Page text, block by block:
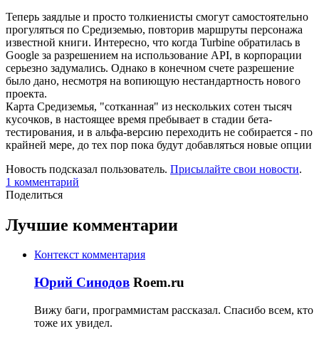
Теперь заядлые и просто толкиенисты смогут самостоятельно
прогуляться по Средиземью, повторив маршруты персонажа
известной книги. Интересно, что когда Turbine обратилась в
Google за разрешением на использование API, в корпорации
серьезно задумались. Однако в конечном счете разрешение
было дано, несмотря на вопиющую нестандартность нового
проекта.
Карта Средиземья, "сотканная" из нескольких сотен тысяч
кусочков, в настоящее время пребывает в стадии бета-
тестирования, и в альфа-версию переходить не собирается - по
крайней мере, до тех пор пока будут добавляться новые опции
Новость подсказал пользователь. Присылайте свои новости.
1 комментарий
Поделиться
Лучшие комментарии
Контекст комментария
Юрий Синодов Roem.ru
Вижу баги, программистам рассказал. Спасибо всем, кто
тоже их увидел.